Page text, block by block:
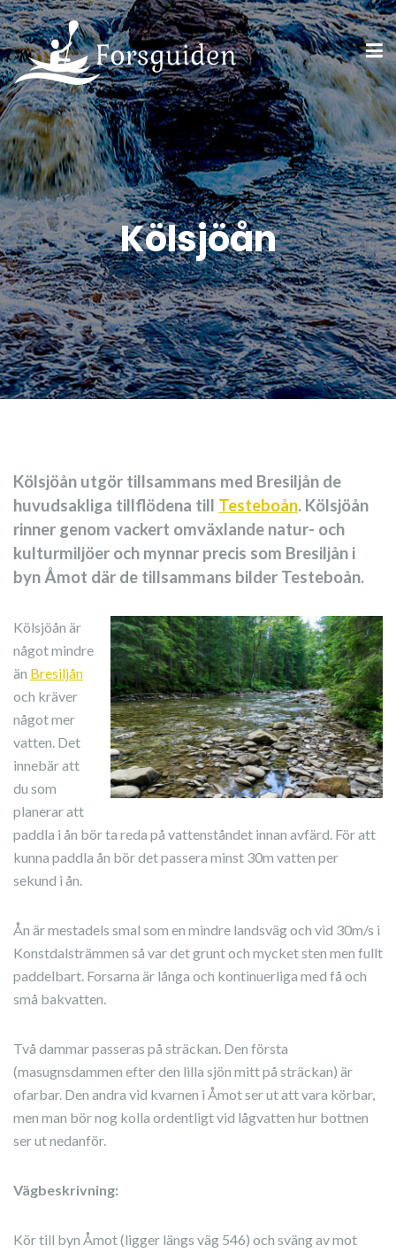
Kölsjöån
Kölsjöån utgör tillsammans med Bresiljån de
huvudsakliga tillflödena till Testeboån. Kölsjöån
rinner genom vackert omväxlande natur- och
kulturmiljöer och mynnar precis som Bresiljån i
byn Åmot där de tillsammans bilder Testeboån.
Kölsjöån är
något mindre
än Bresiljån
och kräver
något mer
vatten. Det
innebär att
du som
planerar att
paddla i ån bör ta reda på vattenståndet innan avfärd. För att
kunna paddla ån bör det passera minst 30m vatten per
sekund i ån.
Ån är mestadels smal som en mindre landsväg och vid 30m/s i
Konstdalsträmmen så var det grunt och mycket sten men fullt
paddelbart. Forsarna är långa och kontinuerliga med få och
små bakvatten.
Två dammar passeras på sträckan. Den första
(masugnsdammen efter den lilla sjön mitt på sträckan) är
ofarbar. Den andra vid kvarnen i Åmot ser ut att vara körbar,
men man bör nog kolla ordentligt vid lågvatten hur bottnen
ser ut nedanför.
Vägbeskrivning:
Kör till byn Åmot (ligger längs väg 546) och sväng av mot